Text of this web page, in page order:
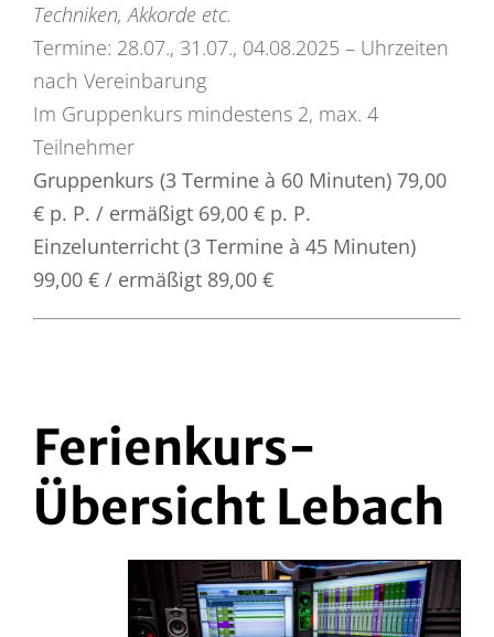
Techniken, Akkorde etc.
Termine: 28.07., 31.07., 04.08.2025 – Uhrzeiten
nach Vereinbarung
Im Gruppenkurs mindestens 2, max. 4
Teilnehmer
Gruppenkurs (3 Termine à 60 Minuten) 79,00
€ p. P. / ermäßigt 69,00 € p. P.
Einzelunterricht (3 Termine à 45 Minuten)
99,00 € / ermäßigt 89,00 €
Ferienkurs-
Übersicht Lebach